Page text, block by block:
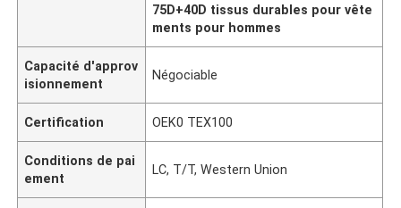
75D+40D tissus durables pour vête
ments pour hommes
Capacité d'approv
isionnement
Négociable
Certification OEK0 TEX100
Conditions de pai
ement
LC, T/T, Western Union